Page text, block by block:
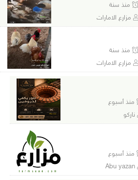
منذ سنة
مزارع الامارات
منذ سنة
مزارع الامارات
منذ أسبوع
ناركو
منذ أسبوع
Abu yazan